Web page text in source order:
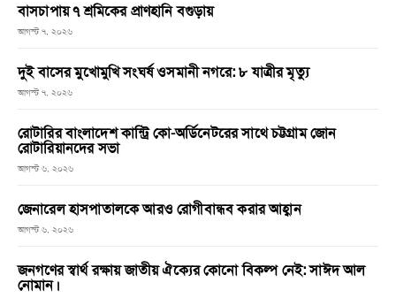
বাসচাপায় ৭ শ্রমিকের প্রাণহানি বগুড়ায়
আগস্ট ৭, ২০২৬
দুই বাসের মুখোমুখি সংঘর্ষ ওসমানী নগরে: ৮ যাত্রীর মৃত্যু
আগস্ট ৭, ২০২৬
রোটারির বাংলাদেশ কান্ট্রি কো-অর্ডিনেটরের সাথে চট্টগ্রাম জোন
রোটারিয়ানদের সভা
আগস্ট ৬, ২০২৬
জেনারেল হাসপাতালকে আরও রোগীবান্ধব করার আহ্বান
আগস্ট ৬, ২০২৬
জনগণের স্বার্থ রক্ষায় জাতীয় ঐক্যের কোনো বিকল্প নেই: সাঈদ আল
নোমান।